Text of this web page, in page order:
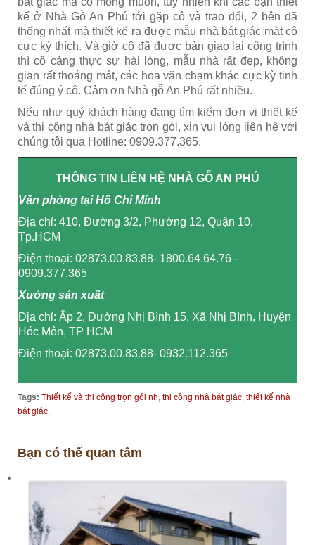
kế ở Nhà Gỗ An Phú tới gặp cô và trao đổi, 2 bên đã
thống nhất mà thiết kế ra được mẫu nhà bát giác màt cô
cực kỳ thích. Và giờ cô đã được bàn giao lại công trình
thì cô càng thực sự hài lòng, mẫu nhà rất đẹp, không
gian rất thoáng mát, các hoa văn chạm khác cực kỳ tinh
tế đúng ý cô. Cảm ơn Nhà gỗ An Phú rất nhiều.
Nếu như quý khách hàng đang tìm kiếm đơn vị thiết kế
và thi công nhà bát giác trọn gói, xin vui lòng liên hệ với
chúng tôi qua Hotline: 0909.377.365.
THÔNG TIN LIÊN HỆ NHÀ GỖ AN PHÚ
Văn phòng tại Hồ Chí Minh
Địa chỉ: 410, Đường 3/2, Phường 12, Quận 10,
Tp.HCM
Điện thoại: 02873.00.83.88- 1800.64.64.76 -
0909.377.365
Xưởng sản xuất
Địa chỉ: Ấp 2, Đường Nhị Bình 15, Xã Nhị Bình, Huyện
Hóc Môn, TP HCM
Điện thoại: 02873.00.83.88- 0932.112.365
Tags: Thiết kế và thi công trọn gói nh, thi công nhà bát giác, thiết kế nhà
bát giác,
Bạn có thể quan tâm